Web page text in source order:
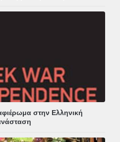
στην Ελληνική